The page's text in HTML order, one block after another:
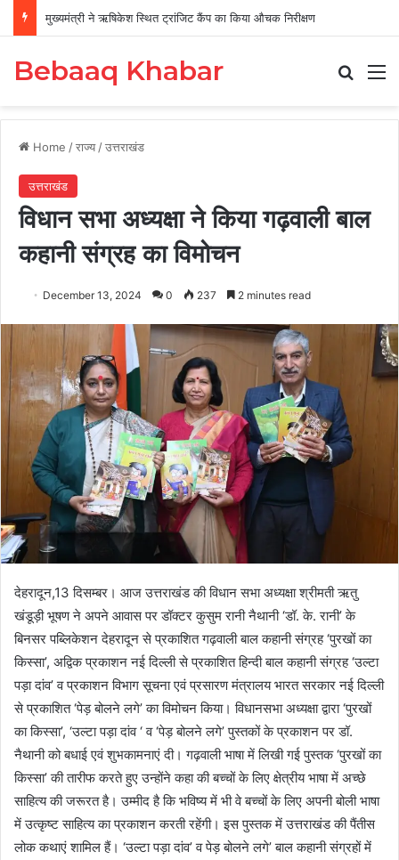
मुख्यमंत्री ने ऋषिकेश स्थित ट्रांजिट कैंप का किया औचक निरीक्षण
Bebaaq Khabar
Home /राज्य /उत्तराखंड
उत्तराखंड
विधान सभा अध्यक्षा ने किया गढ़वाली बाल
कहानी संग्रह का विमोचन
December 13, 2024 0 237 2 minutes read
देहरादून,13 दिसम्बर। आज उत्तराखंड की विधान सभा अध्यक्षा श्रीमती ऋतु
खंडूड़ी भूषण ने अपने आवास पर डॉक्टर कुसुम रानी नैथानी ‘डॉ. के. रानी’ के
बिनसर पब्लिकेशन देहरादून से प्रकाशित गढ़वाली बाल कहानी संग्रह ‘पुरखों का
किस्सा’, अद्विक प्रकाशन नई दिल्ली से प्रकाशित हिन्दी बाल कहानी संग्रह ‘उल्टा
पड़ा दांव’ व प्रकाशन विभाग सूचना एवं प्रसारण मंत्रालय भारत सरकार नई दिल्ली
से प्रकाशित ‘पेड़ बोलने लगे’ का विमोचन किया। विधानसभा अध्यक्षा द्वारा ‘पुरखों
का किस्सा’, ‘उल्टा पड़ा दांव ‘ व ‘पेड़ बोलने लगे’ पुस्तकों के प्रकाशन पर डॉ.
नैथानी को बधाई एवं शुभकामनाएं दी। गढ़वाली भाषा में लिखी गई पुस्तक ‘पुरखों का
किस्सा’ की तारीफ करते हुए उन्होंने कहा की बच्चों के लिए क्षेत्रीय भाषा में अच्छे
साहित्य की जरूरत है। उम्मीद है कि भविष्य में भी वे बच्चों के लिए अपनी बोली भाषा
में उत्कृष्ट साहित्य का प्रकाशन करती रहेंगी। इस पुस्तक में उत्तराखंड की पैंतीस
लोक कथाएं शामिल हैं। ‘उल्टा पड़ा दांव’ व पेड़ बोलने लगे’ बाल कहानी संग्रहों में